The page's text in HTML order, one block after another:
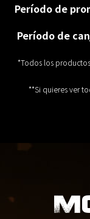
Período de
Período de
*Todos los
**Si quieres ver